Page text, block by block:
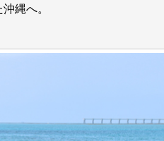
縄へ。